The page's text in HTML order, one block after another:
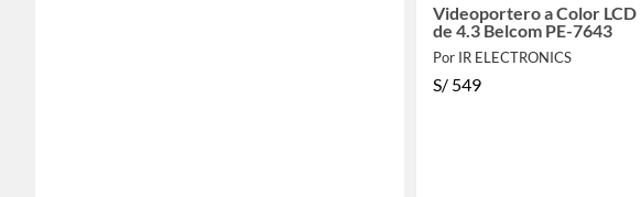
Videoportero a Color LCD
de 4.3 Belcom PE-7643
Por IR ELECTRONICS
S/ 549